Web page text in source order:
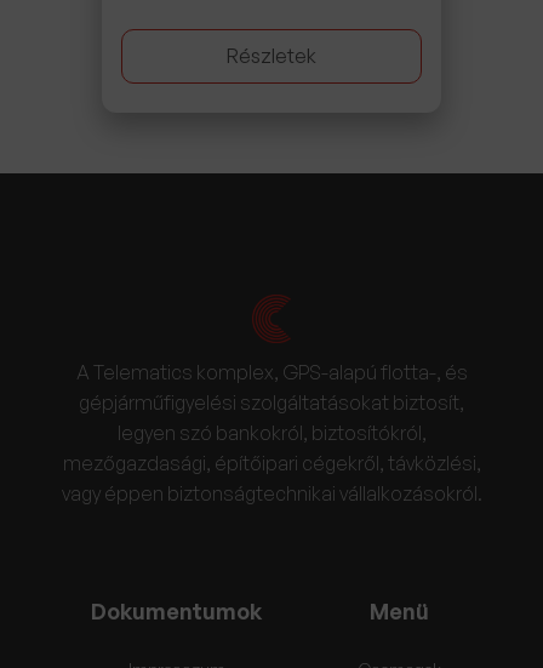
Részletek
A Telematics komplex, GPS-alapú flotta-, és
gépjárműfigyelési szolgáltatásokat biztosít,
legyen szó bankokról, biztosítókról,
mezőgazdasági, építőipari cégekről, távközlési,
vagy éppen biztonságtechnikai vállalkozásokról.
Dokumentumok Menü